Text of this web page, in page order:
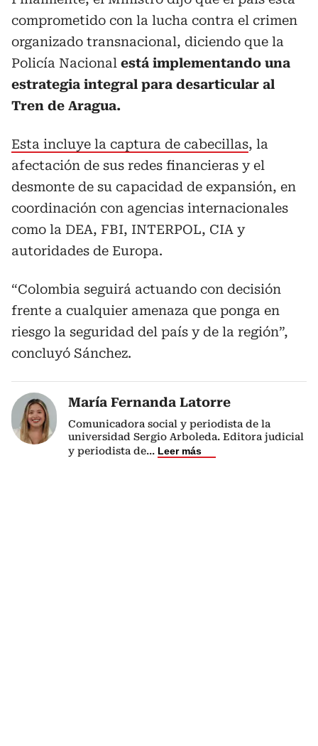
comprometido con la lucha contra el crimen
organizado transnacional, diciendo que la
Policía Nacional está implementando una
estrategia integral para desarticular al
Tren de Aragua.
Esta incluye la captura de cabecillas, la
afectación de sus redes financieras y el
desmonte de su capacidad de expansión, en
coordinación con agencias internacionales
como la DEA, FBI, INTERPOL, CIA y
autoridades de Europa.
“Colombia seguirá actuando con decisión
frente a cualquier amenaza que ponga en
riesgo la seguridad del país y de la región”,
concluyó Sánchez.
María Fernanda Latorre
Comunicadora social y periodista de la
universidad Sergio Arboleda. Editora judicial
y periodista de... Leer más